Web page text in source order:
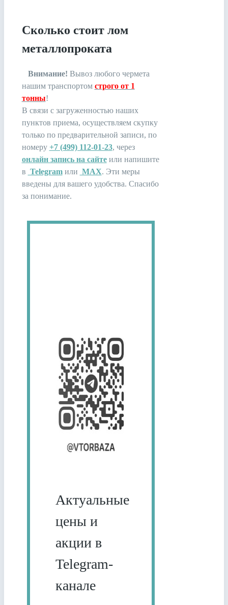
Сколько стоит лом
металлопроката
Внимание! Вывоз любого чермета
нашим транспортом строго от 1
тонны!
В связи c загруженностью наших
пунктов приема, осуществляем скупку
только по предварительной записи, по
номеру +7 (499) 112-01-23, через
онлайн запись на сайтеили напишите
в Telegramили MAX. Эти меры
введены для вашего удобства. Спасибо
за понимание.
Актуальные
цены и
акции в
Telegram-
канале